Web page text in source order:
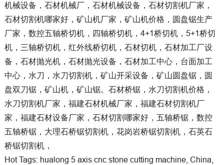
机械设备，石材机械厂，石材机械设备，石材切割机厂家，
石材切割机哪家好，矿山机厂家，矿山机价格，圆盘锯生产
厂家，数控五轴桥切机，四轴桥切机，4+1桥切机，5+1桥切
机，三轴桥切机，红外线桥切机，石材切机，石材加工厂设
备，石材抛光机，石材抛光设备，石材加工中心，台面加工
中心，水刀，水刀切割机，矿山开采设备，矿山圆盘锯，圆
盘双刀锯，矿山机，矿山锯。石材桥锯，水刀切割机价格，
水刀切割机厂家，福建石材机械厂家，福建石材切割机厂
家，福建石材设备厂家，石材切割哪家好，五轴桥锯，数控
五轴桥锯，大理石桥锯切割机，花岗岩桥锯切割机，石英石
桥锯切割机，
Hot Tags: hualong 5 axis cnc stone cutting machine, China,